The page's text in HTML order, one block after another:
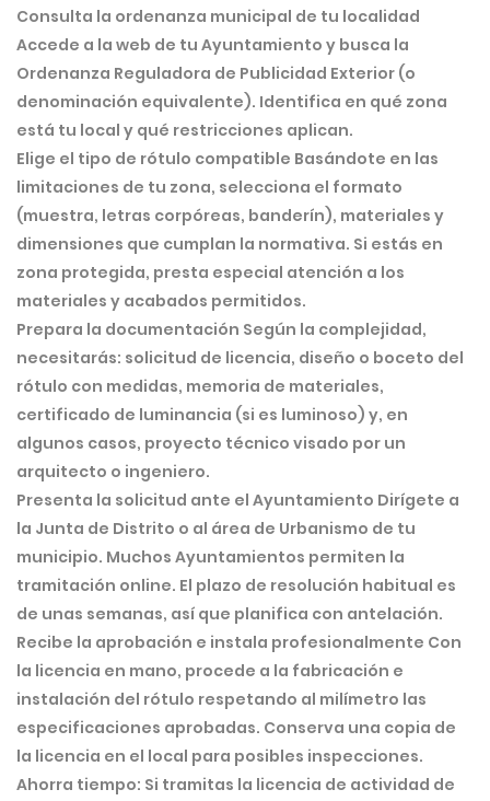
Consulta la ordenanza municipal de tu localidad
Accede a la web de tu Ayuntamiento y busca la
Ordenanza Reguladora de Publicidad Exterior (o
denominación equivalente). Identifica en qué zona
está tu local y qué restricciones aplican.
Elige el tipo de rótulo compatible Basándote en las
limitaciones de tu zona, selecciona el formato
(muestra, letras corpóreas, banderín), materiales y
dimensiones que cumplan la normativa. Si estás en
zona protegida, presta especial atención a los
materiales y acabados permitidos.
Prepara la documentación Según la complejidad,
necesitarás: solicitud de licencia, diseño o boceto del
rótulo con medidas, memoria de materiales,
certificado de luminancia (si es luminoso) y, en
algunos casos, proyecto técnico visado por un
arquitecto o ingeniero.
Presenta la solicitud ante el Ayuntamiento Dirígete a
la Junta de Distrito o al área de Urbanismo de tu
municipio. Muchos Ayuntamientos permiten la
tramitación online. El plazo de resolución habitual es
de unas semanas, así que planifica con antelación.
Recibe la aprobación e instala profesionalmente Con
la licencia en mano, procede a la fabricación e
instalación del rótulo respetando al milímetro las
especificaciones aprobadas. Conserva una copia de
la licencia en el local para posibles inspecciones.
Ahorra tiempo: Si tramitas la licencia de actividad de